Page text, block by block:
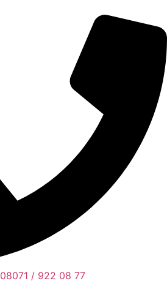
08071 / 922 08 77